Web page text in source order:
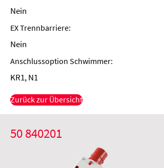
Nein
EX Trennbarriere:
Nein
Anschlussoption Schwimmer:
KR1, N1
Zurück zur Übersicht
50 840201